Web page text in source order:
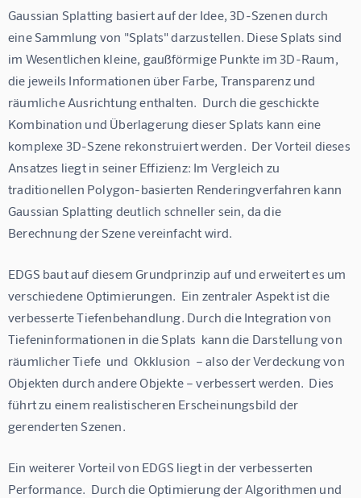
Gaussian Splatting basiert auf der Idee, 3D-Szenen durch
eine Sammlung von "Splats" darzustellen. Diese Splats sind
im Wesentlichen kleine, gaußförmige Punkte im 3D-Raum,
die jeweils Informationen über Farbe, Transparenz und
räumliche Ausrichtung enthalten.  Durch die geschickte
Kombination und Überlagerung dieser Splats kann eine
komplexe 3D-Szene rekonstruiert werden.  Der Vorteil dieses
Ansatzes liegt in seiner Effizienz: Im Vergleich zu
traditionellen Polygon-basierten Renderingverfahren kann
Gaussian Splatting deutlich schneller sein, da die
Berechnung der Szene vereinfacht wird.
EDGS baut auf diesem Grundprinzip auf und erweitert es um
verschiedene Optimierungen.  Ein zentraler Aspekt ist die
verbesserte Tiefenbehandlung. Durch die Integration von
Tiefeninformationen in die Splats  kann die Darstellung von
räumlicher Tiefe  und  Okklusion  – also der Verdeckung von
Objekten durch andere Objekte – verbessert werden.  Dies
führt zu einem realistischeren Erscheinungsbild der
gerenderten Szenen.
Ein weiterer Vorteil von EDGS liegt in der verbesserten
Performance.  Durch die Optimierung der Algorithmen und